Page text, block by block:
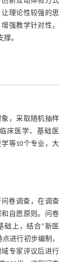
理论性较强的思
强教学针对性，
。
，采取随机抽样
床医学、基础医
等10个专业，大
卷调查，在调查
自愿原则。问卷
础上，结合“新医
进行初步编制，
专家评议后进行